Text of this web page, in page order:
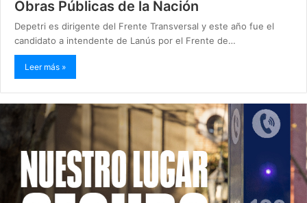
Obras Públicas de la Nación
Depetri es dirigente del Frente Transversal y este año fue el
candidato a intendente de Lanús por el Frente de…
Leer más »